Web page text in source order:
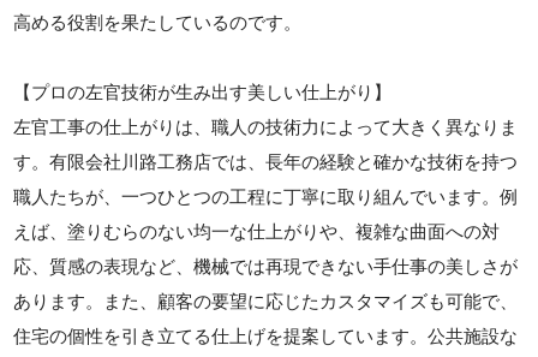
高める役割を果たしているのです。
【プロの左官技術が生み出す美しい仕上がり】
左官工事の仕上がりは、職人の技術力によって大きく異なりま
す。有限会社川路工務店では、長年の経験と確かな技術を持つ
職人たちが、一つひとつの工程に丁寧に取り組んでいます。例
えば、塗りむらのない均一な仕上がりや、複雑な曲面への対
応、質感の表現など、機械では再現できない手仕事の美しさが
あります。また、顧客の要望に応じたカスタマイズも可能で、
住宅の個性を引き立てる仕上げを提案しています。公共施設な